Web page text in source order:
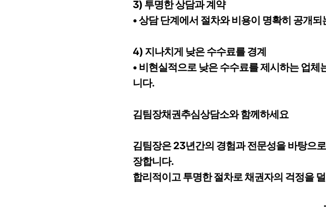
3) 투명한 상담과 계약
• 상담 단계에서 절차와 비용이 명확히 공개
4) 지나치게 낮은 수수료를 경계
• 비현실적으로 낮은 수수료를 제시하는 업
니다.
김팀장채권추심상담소와 함께하세요
김팀장은 23년간의 경험과 전문성을 바탕으
장합니다.
합리적이고 투명한 절차로 채권자의 걱정을